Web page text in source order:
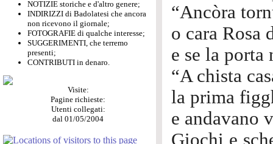
NOTIZIE storiche e d'altro genere;
INDIRIZZI di Badolatesi che ancora
non ricevono il giornale;
FOTOGRAFIE di qualche interesse;
SUGGERIMENTI, che terremo
presenti;
CONTRIBUTI in denaro.
Visite:
Pagine richieste:
Utenti collegati:
dal 01/05/2004
“Ancòra
o cara Rosa
e se la
“A chista
la prima
e andavano
Giochi e